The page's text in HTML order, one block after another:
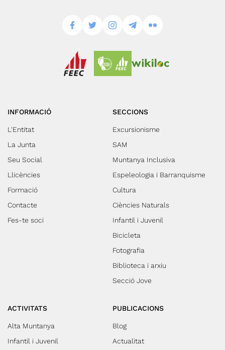
INFORMACIÓ
L'Entitat
La Junta
Seu Social
Llicències
Formació
Contacte
Fes-te soci
SECCIONS
Excursionisme
SAM
Muntanya Inclusiva
Espeleologia i Barranquisme
Cultura
Ciències Naturals
Infantil i Juvenil
Bicicleta
Fotografia
Biblioteca i arxiu
Secció Jove
ACTIVITATS
Alta Muntanya
Infantil i Juvenil
PUBLICACIONS
Blog
Actualitat